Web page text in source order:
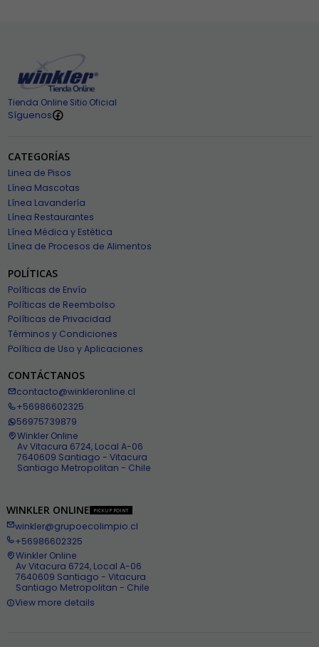
Tienda Online Sitio Oficial
Síguenos
CATEGORÍAS
Linea de Pisos
Línea Mascotas
Línea Lavandería
Línea Restaurantes
Línea Médica y Estética
Línea de Procesos de Alimentos
POLÍTICAS
Políticas de Envío
Políticas de Reembolso
Políticas de Privacidad
Términos y Condiciones
Política de Uso y Aplicaciones
CONTÁCTANOS
contacto@winkleronline.cl
+56986602325
56975739879
Winkler Online
Av Vitacura 6724, Local A-06
7640609 Santiago - Vitacura
Santiago Metropolitan - Chile
WINKLER ONLINE PICKUP POINT
winkler@grupoecolimpio.cl
+56986602325
Winkler Online
Av Vitacura 6724, Local A-06
7640609 Santiago - Vitacura
Santiago Metropolitan - Chile
View more details